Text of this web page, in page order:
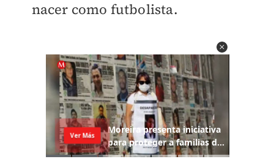
nacer como futbolista.